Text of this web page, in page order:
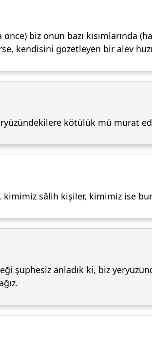
önce) biz onun bazı
kendisini gözetleyen bir alev
kötülük mü murat
kimimiz sâlih kişiler, kimimiz ise
şüphesiz anladık ki, biz